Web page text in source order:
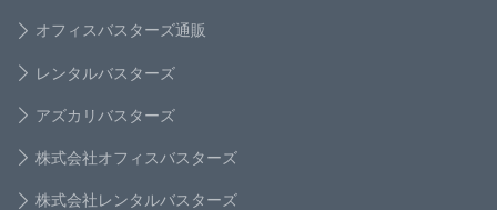
オフィスバスターズ通販
レンタルバスターズ
アズカリバスターズ
株式会社オフィスバスターズ
株式会社レンタルバスターズ